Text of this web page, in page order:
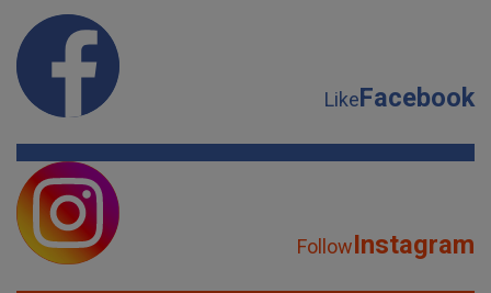
LikeFacebook
FollowInstagram